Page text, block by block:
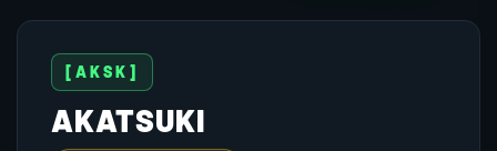
[AKSK]
AKATSUKI